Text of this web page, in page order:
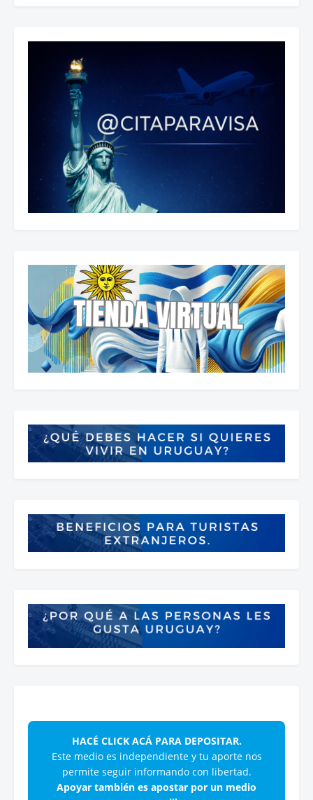
HACÉ CLICK ACÁ PARA DEPOSITAR.
Este medio es independiente y tu aporte nos
permite seguir informando con libertad.
Apoyar también es apostar por un medio